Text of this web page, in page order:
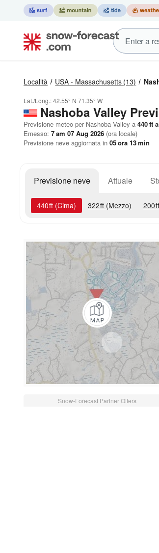
Località USA - Massachusetts (13)
Lat./Long.:42.55° N 71.35° W
Nashoba Valley
Previsione meteo per Nashoba Valley a 440ft
Emesso: 7 am 07 Aug 2026 (ora locale)
Previsione neve aggiornata in 05ora 13min
Previsione neve Attuale
440ft (Cima) 322ft (Mezzo) 200ft
Snow-Forecast Partner Offers